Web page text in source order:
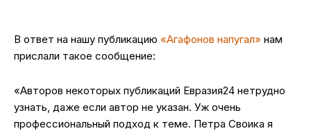
В ответ на нашу публикацию «Агафонов напугал» нам
прислали такое сообщение:
«Авторов некоторых публикаций Евразия24 нетрудно
узнать, даже если автор не указан. Уж очень
профессиональный подход к теме. Петра Своика я